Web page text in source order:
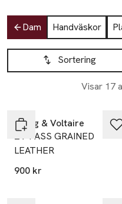
Hoppa till produktsidan
Dam Handväskor
Hoppa till produktsidan
Sortering
Visar 17
Lista över produkter
Zadig & Voltaire
ZV PASS GRAINED
LEATHER
900 kr